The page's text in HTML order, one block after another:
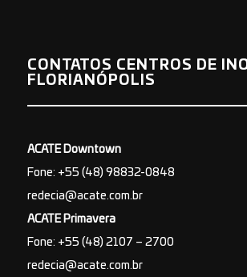
CONTATOS CENTROS DE
FLORIANÓPOLIS
ACATE Downtown
Fone: +55 (48) 98832-0848
redecia@acate.com.br
ACATE Primavera
Fone: +55 (48) 2107 – 2700
redecia@acate.com.br